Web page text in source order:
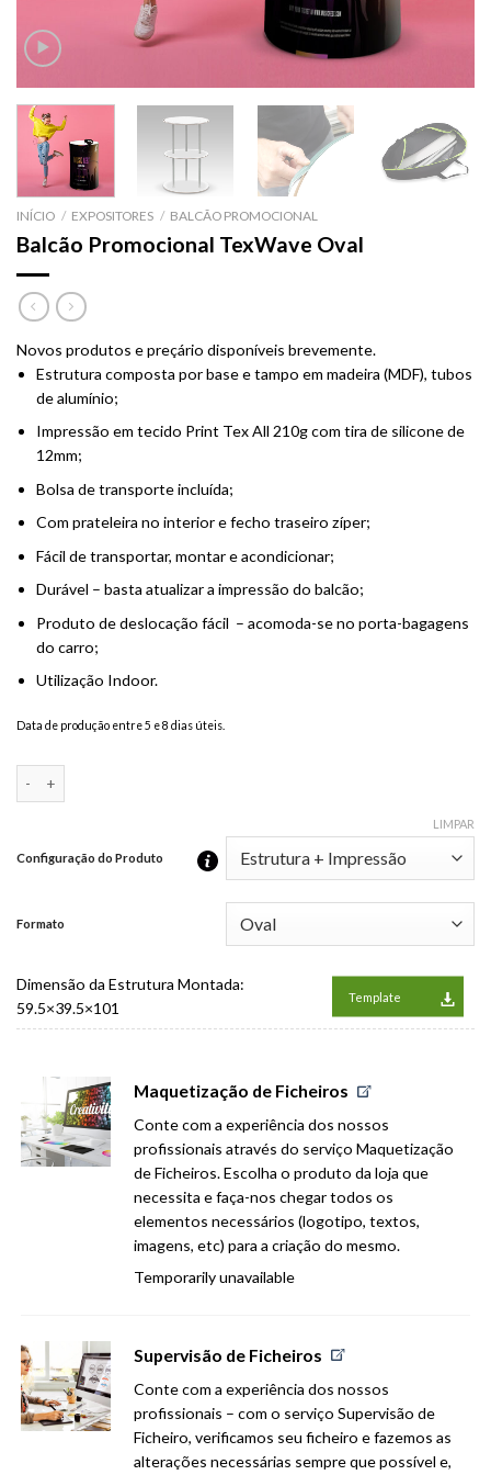
INÍCIO / EXPOSITORES / BALCÃO PROMOCIONAL
Balcão Promocional TexWave Oval
Novos produtos e preçário disponíveis brevemente.
Estrutura composta por base e tampo em madeira (MDF), tubos
de alumínio;
Impressão em tecido Print Tex All 210gcom tira de silicone de
12mm;
Bolsa de transporte incluída;
Com prateleira no interior e fecho traseiro zíper;
Fácil de transportar, montar e acondicionar;
Durável – basta atualizar a impressão do balcão;
Produto de deslocação fácil – acomoda-se no porta-bagagens
do carro;
Utilização Indoor.
Data de produção entre 5 e 8 dias úteis.
Configuração do Produto
Formato
LIMPAR
Dimensão da Estrutura Montada:
59.5×39.5×101
Template
Maquetização de Ficheiros
Conte com a experiência dos nossos
profissionais através do serviço Maquetização
de Ficheiros. Escolha o produto da loja que
necessita e faça-nos chegar todos os
elementos necessários (logotipo, textos,
imagens, etc) para a criação do mesmo.
Temporarily unavailable
Supervisão de Ficheiros
Conte com a experiência dos nossos
profissionais – com o serviço Supervisão de
Ficheiro, verificamos seu ficheiro e fazemos as
alterações necessárias sempre que possível e,